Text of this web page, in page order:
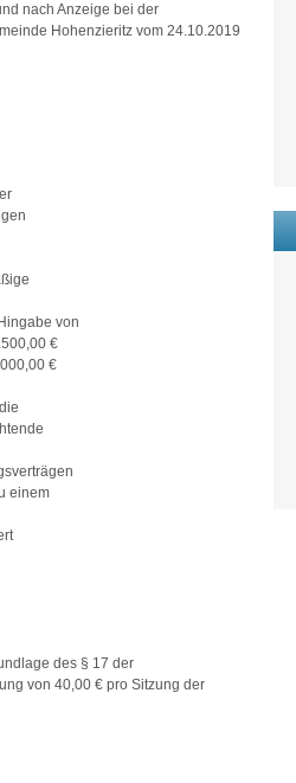
nach Anzeige bei der
Hohenzieritz vom 24.10.2019
von
€
€
einem
des § 17 der
von 40,00 € pro Sitzung der